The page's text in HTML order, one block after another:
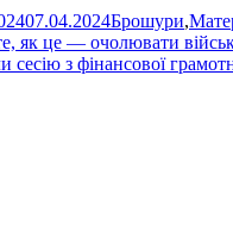
07.04.2024Брошури,
як це — очолювати
з фінансової